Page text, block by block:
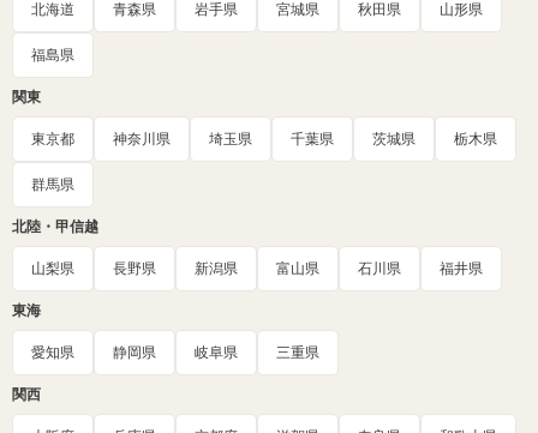
北海道 青森県 岩手県 宮城県 秋田県 山形県
福島県
関東
東京都 神奈川県 埼玉県 千葉県 茨城県 栃木県
群馬県
北陸・甲信越
山梨県 長野県 新潟県 富山県 石川県 福井県
東海
愛知県 静岡県 岐阜県 三重県
関西